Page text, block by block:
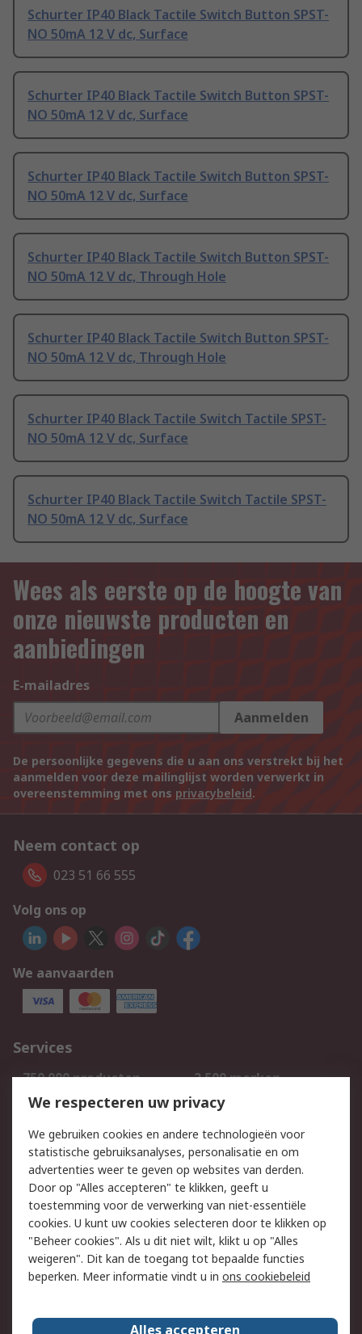
Schurter IP40 Black Tactile Switch Button SPST-
NO 50mA 12 V dc, Surface
Schurter IP40 Black Tactile Switch Button SPST-
NO 50mA 12 V dc, Surface
Schurter IP40 Black Tactile Switch Button SPST-
NO 50mA 12 V dc, Surface
Schurter IP40 Black Tactile Switch Button SPST-
NO 50mA 12 V dc, Through Hole
Schurter IP40 Black Tactile Switch Button SPST-
NO 50mA 12 V dc, Through Hole
Schurter IP40 Black Tactile Switch Tactile SPST-
NO 50mA 12 V dc, Surface
Schurter IP40 Black Tactile Switch Tactile SPST-
NO 50mA 12 V dc, Surface
Wees als eerste op de hoogte van
onze nieuwste producten en
aanbiedingen
E-mailadres
Aanmelden
De persoonlijke gegevens die u aan ons verstrekt bij het
aanmelden voor deze mailinglijst worden verwerkt in
overeenstemming met ons privacybeleid.
Neem contact op
023 51 66 555
Volg ons op
We aanvaarden
Services
750.000 producten
2.500 merken
Bestellen
Inkoopoplossingen
Track & Trace
Wettelijk
Cookiebeleid
Email veiligheid
Privacybeleid
Websitevoorwaarden
Algemene
verkoopvoorwaarden
Over RS
We respecteren uw privacy
We gebruiken cookies en andere technologieën voor
statistische gebruiksanalyses, personalisatie en om
advertenties weer te geven op websites van derden.
Door op "Alles accepteren" te klikken, geeft u
toestemming voor de verwerking van niet-essentiële
cookies. U kunt uw cookies selecteren door te klikken op
"Beheer cookies". Als u dit niet wilt, klikt u op "Alles
weigeren". Dit kan de toegang tot bepaalde functies
beperken. Meer informatie vindt u in ons cookiebeleid
Alles accepteren